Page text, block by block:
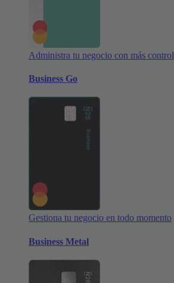
Administra tu negocio con más control
Business Go
Gestiona tu negocio en todo momento
Business Metal